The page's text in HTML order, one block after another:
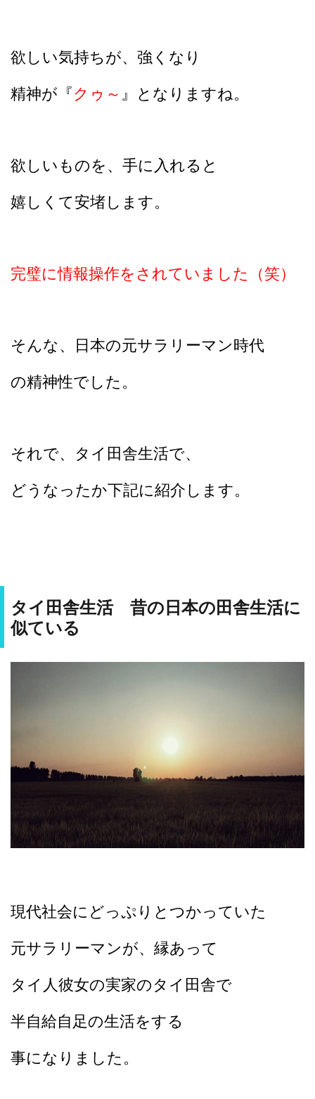
欲しい気持ちが、 強くなり
精神が『クゥ～ 』となりますね。
欲しいものを、手に入れると
嬉しくて安堵します。
完璧に情報操作をされていました（笑）
そんな、日本の元サラリーマン時代
の精神性でした。
それで、タイ田舎生活で、
どうなったか下記に紹介します。
タイ田舎生活 昔の日本の田舎生活に
似ている
現代社会にどっぷりとつかっていた
元サラリーマンが、 縁あって
タイ人彼女の実家のタイ田舎で
半自給自足の生活をする
事になりました。